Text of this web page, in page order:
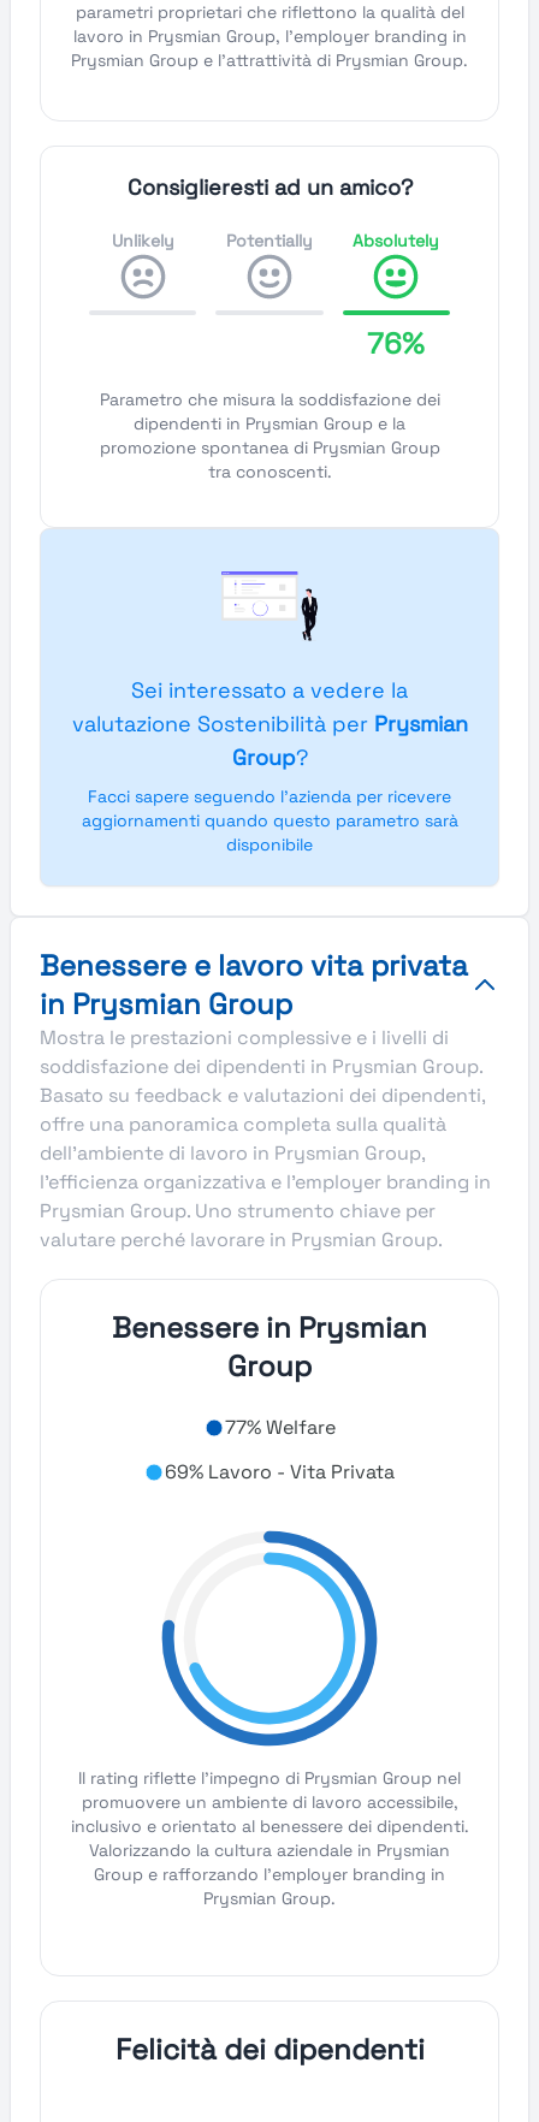
parametri proprietari che riflettono la qualità del
lavoro in Prysmian Group, l'employer branding in
Prysmian Group e l'attrattività di Prysmian Group.
Consiglieresti ad un amico?
Unlikely Potentially Absolutely
76%
Parametro che misura la soddisfazione dei
dipendenti in Prysmian Group e la
promozione spontanea di Prysmian Group
tra conoscenti.
Sei interessato a vedere la
valutazione Sostenibilità per Prysmian
Group?
Facci sapere seguendo l'azienda per ricevere
aggiornamenti quando questo parametro sarà
disponibile
Benessere e lavoro vita privata
in Prysmian Group
Mostra le prestazioni complessive e i livelli di
soddisfazione dei dipendenti in Prysmian Group.
Basato su feedback e valutazioni dei dipendenti,
offre una panoramica completa sulla qualità
dell’ambiente di lavoro in Prysmian Group,
l’efficienza organizzativa e l’employer branding in
Prysmian Group. Uno strumento chiave per
valutare perché lavorare in Prysmian Group.
Benessere in Prysmian
Group
77% Welfare
69% Lavoro - Vita Privata
Il rating riflette l'impegno di Prysmian Group nel
promuovere un ambiente di lavoro accessibile,
inclusivo e orientato al benessere dei dipendenti.
Valorizzando la cultura aziendale in Prysmian
Group e rafforzando l'employer branding in
Prysmian Group.
Felicità dei dipendenti